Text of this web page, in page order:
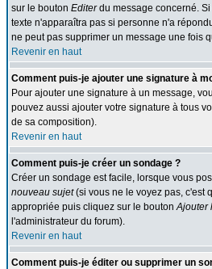
sur le bouton Editerdu message concerné.
texte n'apparaîtra pas si personne n'a
ne peut pas supprimer un message une fois
Revenir en haut
Comment puis-je ajouter une signature à
Pour ajouter une signature à un message,
pouvez aussi ajouter votre signature à tous
de sa composition).
Revenir en haut
Comment puis-je créer un sondage ?
Créer un sondage est facile, lorsque vous
nouveau sujet(si vous ne le voyez pas, c'est
appropriée puis cliquez sur le boutonAjouter
l'administrateur du forum).
Revenir en haut
Comment puis-je éditer ou supprimer un